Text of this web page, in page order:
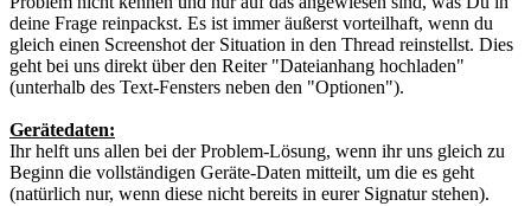
deine Frage reinpackst. Es ist immer äußerst vorteilhaft, wenn du
gleich einen Screenshot der Situation in den Thread reinstellst. Dies
geht bei uns direkt über den Reiter "Dateianhang hochladen"
(unterhalb des Text-Fensters neben den "Optionen").
Gerätedaten:
Ihr helft uns allen bei der Problem-Lösung, wenn ihr uns gleich zu
Beginn die vollständigen Geräte-Daten mitteilt, um die es geht
(natürlich nur, wenn diese nicht bereits in eurer Signatur stehen).